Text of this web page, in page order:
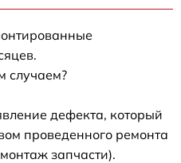
случаем?
дефекта, который
проведенного ремонта
запчасти).